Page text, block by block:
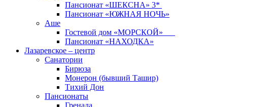
Пансионат «ШЕКСНА» 3*
Пансионат «ЮЖНАЯ НОЧЬ»
Аше
Гостевой дом «МОРСКОЙ»
Пансионат «НАХОДКА»
Лазаревское – центр
Санатории
Бирюза
Монерон (бывший Ташир)
Тихий Дон
Пансионаты
Гренада